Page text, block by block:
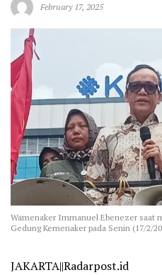
February 17, 2025
Wamenaker Immanuel Ebenezer saat
Gedung Kemenaker pada Senin (17/2/
JAKARTA||Radarpost.id